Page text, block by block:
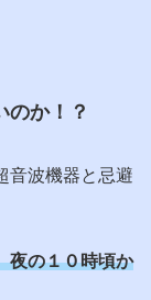
のか！？
音波機器と忌避
夜の１０時頃か